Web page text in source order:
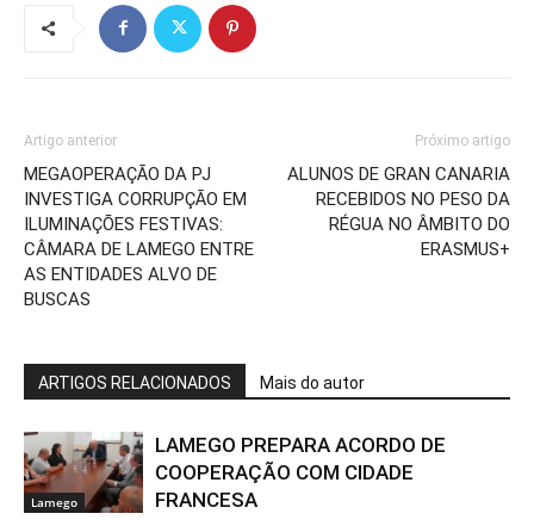
Artigo anterior
MEGAOPERAÇÃO DA PJ
INVESTIGA CORRUPÇÃO EM
ILUMINAÇÕES FESTIVAS:
CÂMARA DE LAMEGO ENTRE
AS ENTIDADES ALVO DE
BUSCAS
Próximo artigo
ALUNOS DE GRAN CANARIA
RECEBIDOS NO PESO DA
RÉGUA NO ÂMBITO DO
ERASMUS+
ARTIGOS RELACIONADOS Mais do autor
Lamego
LAMEGO PREPARA ACORDO DE
COOPERAÇÃO COM CIDADE
FRANCESA